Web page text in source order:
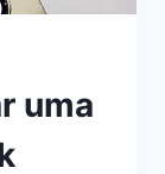
uma